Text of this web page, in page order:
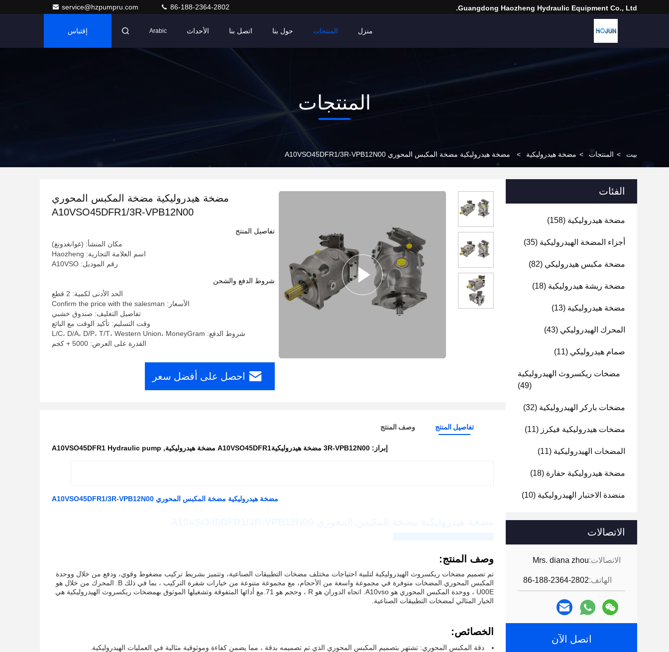
Guangdong Haozheng Hydraulic Equipment Co., Ltd.
service@hzpumpru.com 86-188-2364-2802
منزل المنتجات حول بنا اتصل بنا الأحداث Arabic إقتباس
المنتجات
بيت > المنتجات > مضخة هيدروليكية > مضخة هيدروليكية مضخة المكبس المحوري A10VSO45DFR1/3R-VPB12N00
الفئات
مضخة هيدروليكية (158)
أجزاء المضخة الهيدروليكية (35)
مضخة مكبس هيدروليكي (82)
مضخة ريشة هيدروليكية (18)
مضخة هيدروليكية (13)
المحرك الهيدروليكي (43)
صمام هيدروليكي (11)
مضخات ريكسروث الهيدروليكية
(49)
مضخات باركر الهيدروليكية (32)
مضخات هيدروليكية فيكرز (11)
المضخات الهيدروليكية (11)
مضخة هيدروليكية حفارة (18)
منضدة الاختبار الهيدروليكية (10)
الاتصالات
الاتصالات:Mrs. diana zhou
الهاتف:86-188-2364-2802
اتصل الآن
مضخة هيدروليكية مضخة المكبس المحوري
A10VSO45DFR1/3R-VPB12N00
تفاصيل المنتج
مكان المنشأ: (غوانغدونغ)
اسم العلامة التجارية: Haozheng
رقم الموديل: A10VSO
شروط الدفع والشحن
الحد الأدنى لكمية: 2 قطع
الأسعار: Confirm the price with the salesman
تفاصيل التغليف: صندوق خشبي
وقت التسليم: تأكيد الوقت مع البائع
شروط الدفع: L/C، D/A، D/P، T/T، Western Union، MoneyGram
القدرة على العرض: 5000 + كجم
احصل على أفضل سعر
تفاصيل المنتج وصف المنتج
إبراز: 3R-VPB12N00 مضخة هيدروليكيةA10VSO45DFR1 مضخة هيدروليكية ,
A10VSO45DFR1 Hydraulic pump
مضخة هيدروليكية مضخة المكبس المحوري A10VSO45DFR1/3R-VPB12N00
وصف المنتج:
تم تصميم مضخات ريكسروث الهيدروليكية لتلبية احتياجات مختلف مضخات التطبيقات الصناعية، وتتميز بشريط تركيب مضغوط وقوي، ودفع من خلال ووحدة
المكبس المحوري.المضخات متوفرة في مجموعة واسعة من الأحجام، مع مجموعة متنوعة من خيارات شفرة التركيب ، بما في ذلك B. المحرك من خلال هو
U00E ، ووحدة المكبس المحوري هو A10vso. اتجاه الدوران هو R ، وحجم هو 71.مع أدائها المتفوقة وتشغيلها الموثوق بهمضخات ريكسروث الهيدروليكية هي
الخيار المثالي لمضخات التطبيقات الصناعية.
الخصائص:
دقة المكبس المحوري: تشتهر بتصميم المكبس المحوري الذي تم تصميمه بدقة ، مما يضمن كفاءة وموثوقية مثالية في العمليات الهيدروليكية.